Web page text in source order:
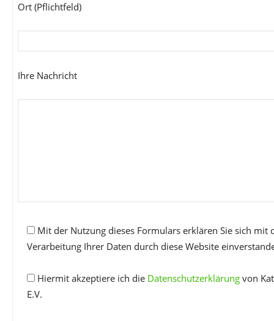
Ort (Pflichtfeld)
Ihre Nachricht
Mit der Nutzung dieses Formulars erklären Sie sich mit
Verarbeitung Ihrer Daten durch diese Website
Hiermit akzeptiere ich die Datenschutzerklärung von
E.V.